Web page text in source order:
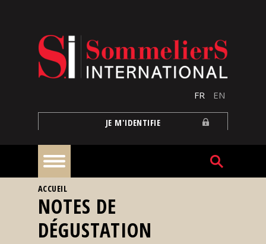
FR EN
JE M'IDENTIFIE
À
la
une
VOUS ÊTES ICI
ACCUEIL
NOTES DE
DÉGUSTATION